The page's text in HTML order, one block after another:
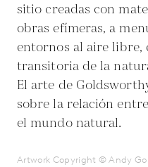
sitio creadas con
obras efímeras, a
entornos al aire libre,
transitoria de la
El arte de
sobre la relación
el mundo natural.
Artwork Copyright © Andy